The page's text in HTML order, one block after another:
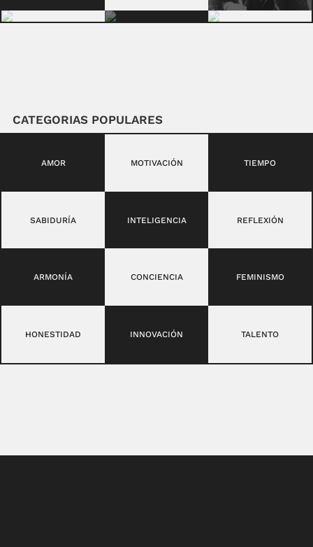
CATEGORIAS POPULARES
AMOR MOTIVACIÓN TIEMPO
SABIDURÍA INTELIGENCIA REFLEXIÓN
ARMONÍA CONCIENCIA FEMINISMO
HONESTIDAD INNOVACIÓN TALENTO